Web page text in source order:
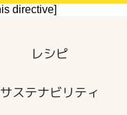
品を1点
・購入価
レシー
のお届け明
募が可
directive]
レシピ
サステナビリティ